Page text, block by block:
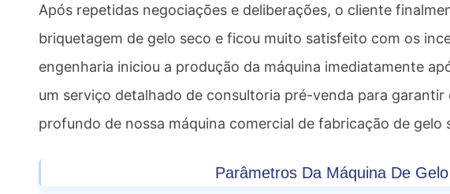
Após repetidas negociações e deliberações, o cliente
briquetagem de gelo seco e ficou muito satisfeito com os
engenharia iniciou a produção da máquina imediatamente
um serviço detalhado de consultoria pré-venda para
profundo de nossa máquina comercial de fabricação de gelo
Parâmetros Da Máquina De